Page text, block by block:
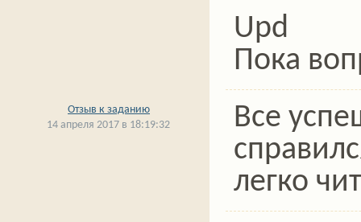
Upd
Пока
Отзыв к заданию
14 апреля 2017 в 18:19:32
Все
легко